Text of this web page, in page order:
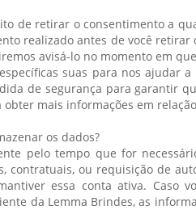
de retirar o consentimento a
realizado antes de você
avisá-lo no momento em
suas para nos
de segurança para garantir
mais informações em
os dados?
pelo tempo que for
ou requisição de
essa conta ativa. Caso
da Lemma Brindes, as